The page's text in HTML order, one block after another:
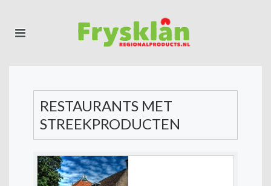
RESTAURANTS MET
STREEKPRODUCTEN